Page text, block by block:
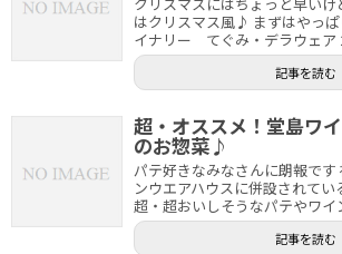
はクリスマス風♪ まずはやっ
イナリー てぐみ・デラウェア
記事を読む
超・オススメ！堂島ワ
のお惣菜♪
パテ好きなみなさんに朗報です
ンウエアハウスに併設されて
超・超おいしそうなパテやワイ
記事を読む